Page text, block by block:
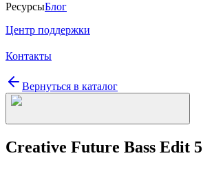
РесурсыБлог
Центр поддержки
Контакты
Вернуться в каталог
Creative Future Bass Edit 5